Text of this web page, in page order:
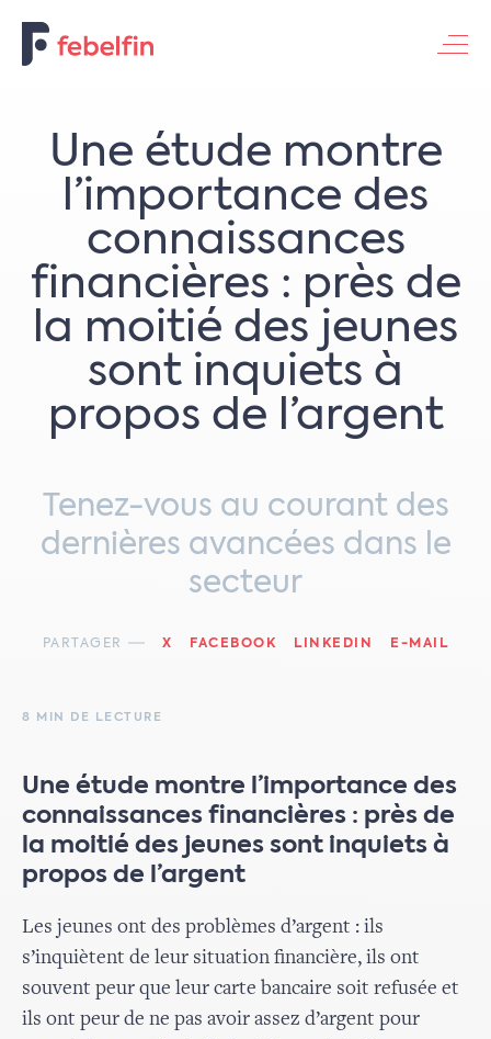
Une étude montre
l’importance des
connaissances
financières : près de
la moitié des jeunes
sont inquiets à
propos de l’argent
Tenez-vous au courant des
dernières avancées dans le
secteur
PARTAGER X FACEBOOK LINKEDIN E-MAIL
8 MIN DE LECTURE
Une étude montre l’importance des
connaissances financières : près de
la moitié des jeunes sont inquiets à
propos de l’argent
Les jeunes ont des problèmes d’argent : ils
s’inquiètent de leur situation financière, ils ont
souvent peur que leur carte bancaire soit refusée et
ils ont peur de ne pas avoir assez d’argent pour